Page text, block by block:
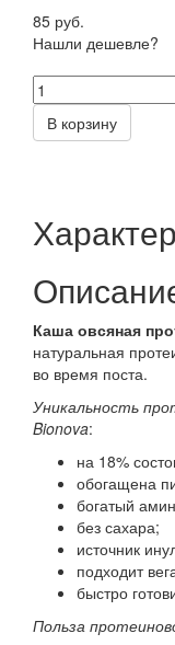
85 руб.
Нашли дешевле?
В корзину
Каша овсяная
натуральная
во время поста.
Уникальность
Bionova:
на 18%
обогащена
богатый
без сахара;
источник
подходит
быстро
Польза